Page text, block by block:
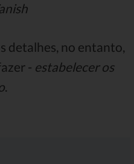
detalhes, no entanto,
- estabelecer os
.